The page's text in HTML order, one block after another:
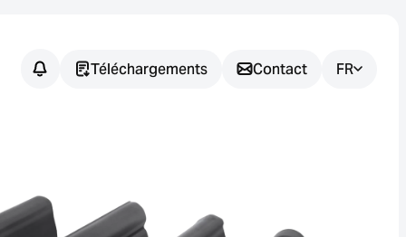
Téléchargements Contact FR
questions ?